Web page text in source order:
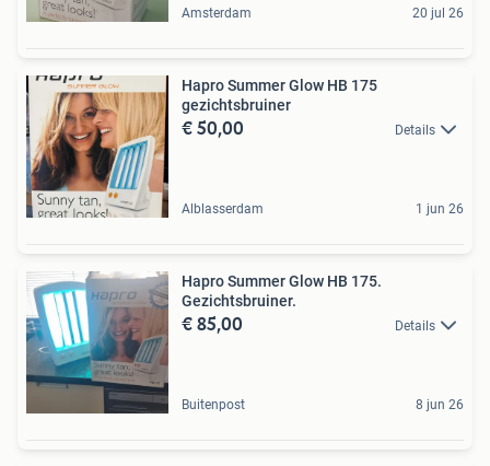
Amsterdam 20 jul 26
Hapro Summer Glow HB 175
gezichtsbruiner
€ 50,00 Details
Alblasserdam 1 jun 26
Hapro Summer Glow HB 175.
Gezichtsbruiner.
€ 85,00 Details
Buitenpost 8 jun 26